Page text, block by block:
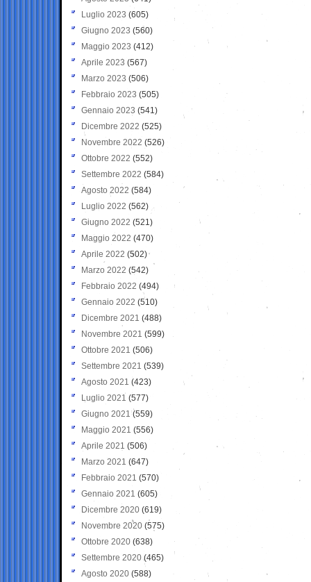
Luglio 2023 (605)
Giugno 2023 (560)
Maggio 2023 (412)
Aprile 2023 (567)
Marzo 2023 (506)
Febbraio 2023 (505)
Gennaio 2023 (541)
Dicembre 2022 (525)
Novembre 2022 (526)
Ottobre 2022 (552)
Settembre 2022 (584)
Agosto 2022 (584)
Luglio 2022 (562)
Giugno 2022 (521)
Maggio 2022 (470)
Aprile 2022 (502)
Marzo 2022 (542)
Febbraio 2022 (494)
Gennaio 2022 (510)
Dicembre 2021 (488)
Novembre 2021 (599)
Ottobre 2021 (506)
Settembre 2021 (539)
Agosto 2021 (423)
Luglio 2021 (577)
Giugno 2021(559)
Maggio 2021 (556)
Aprile 2021 (506)
Marzo 2021 (647)
Febbraio 2021 (570)
Gennaio 2021 (605)
Dicembre 2020 (619)
Novembre 2020 (575)
Ottobre 2020 (638)
Settembre 2020(465)
Agosto 2020 (588)